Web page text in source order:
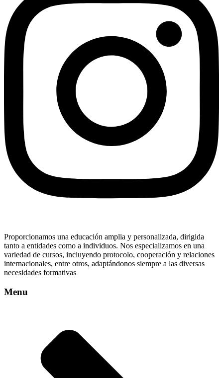
Proporcionamos una educación amplia y personalizada, dirigida
tanto a entidades como a individuos. Nos especializamos en una
variedad de cursos, incluyendo protocolo, cooperación y relaciones
internacionales, entre otros, adaptándonos siempre a las diversas
necesidades formativas
Menu